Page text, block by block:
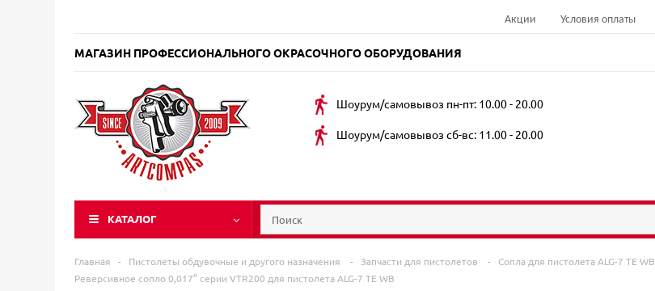
Акции Условия оплаты
МАГАЗИН ПРОФЕССИОНАЛЬНОГО ОКРАСОЧНОГО ОБОРУДОВАНИЯ
Шоурум/самовывоз пн-пт: 10.00 - 20.00
Шоурум/самовывоз сб-вс: 11.00 - 20.00
КАТАЛОГ
Главная - Пистолеты обдувочные и другого назначения - Запчасти для пистолетов - Сопла для пистолета ALG-7 TE WB
Реверсивное сопло 0,017” серии VTR200 для пистолета ALG-7 TE WB